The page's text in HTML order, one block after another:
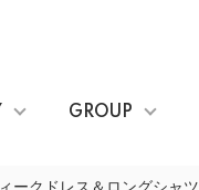
GROUP